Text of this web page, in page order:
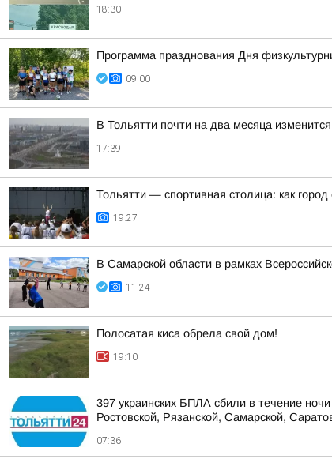
18:30
Программа празднования Дня
09:00
В Тольятти почти на два месяца
17:39
Тольятти — спортивная столица: как
19:27
В Самарской области в рамках
11:24
Полосатая киса обрела свой дом!
19:10
397 украинских БПЛА сбили в течение
Ростовской, Рязанской, Самарской,
07:36